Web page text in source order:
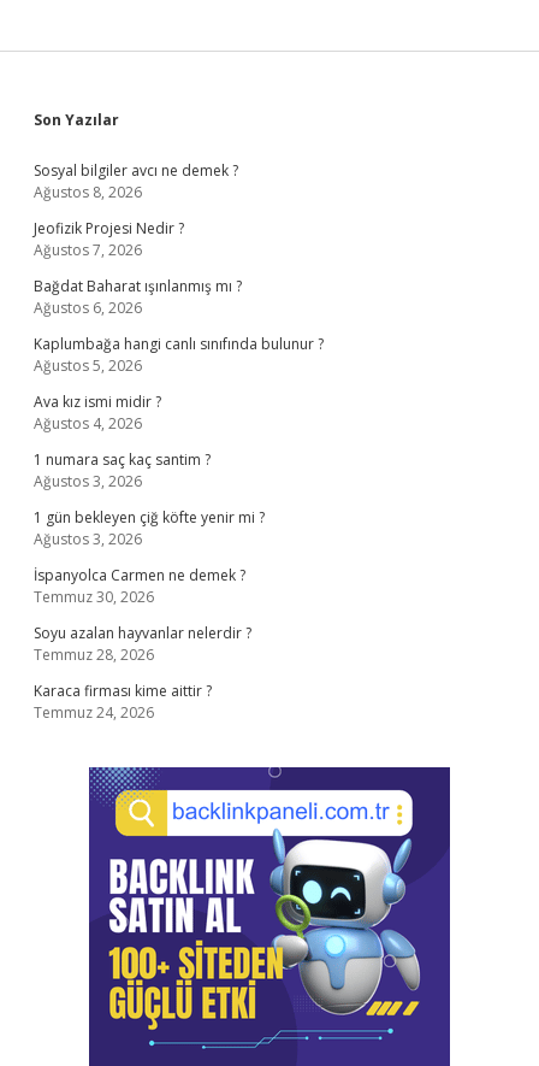
Sidebar
Son Yazılar
Sosyal bilgiler avcı ne demek ?
Ağustos 8, 2026
Jeofizik Projesi Nedir ?
Ağustos 7, 2026
Bağdat Baharat ışınlanmış mı ?
Ağustos 6, 2026
Kaplumbağa hangi canlı sınıfında bulunur ?
Ağustos 5, 2026
Ava kız ismi midir ?
Ağustos 4, 2026
1 numara saç kaç santim ?
Ağustos 3, 2026
1 gün bekleyen çiğ köfte yenir mi ?
Ağustos 3, 2026
İspanyolca Carmen ne demek ?
Temmuz 30, 2026
Soyu azalan hayvanlar nelerdir ?
Temmuz 28, 2026
Karaca firması kime aittir ?
Temmuz 24, 2026